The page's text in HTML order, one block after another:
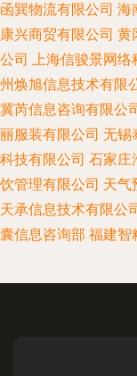
函巽物流有限公司 海
康兴商贸有限公司 黄
公司 上海信骏景网络
州焕旭信息技术有限
冀芮信息咨询有限公
丽服装有限公司 无锡
科技有限公司 石家庄
饮管理有限公司 天气
天承信息技术有限公
囊信息咨询部 福建智